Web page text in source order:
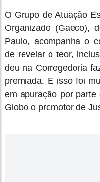
O Grupo de Atuação
Organizado (Gaeco),
Paulo, acompanha o
de revelar o teor,
deu na Corregedoria
premiada. E isso foi
em apuração por parte
Globo o promotor de